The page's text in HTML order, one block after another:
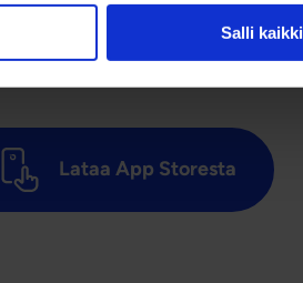
Salli kaikki
Lataa App Storesta